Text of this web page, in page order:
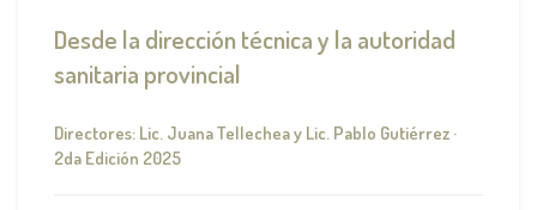
Desde la dirección técnica y la autoridad
sanitaria provincial
Directores: Lic. Juana Tellechea y Lic. Pablo Gutiérrez ·
2da Edición 2025